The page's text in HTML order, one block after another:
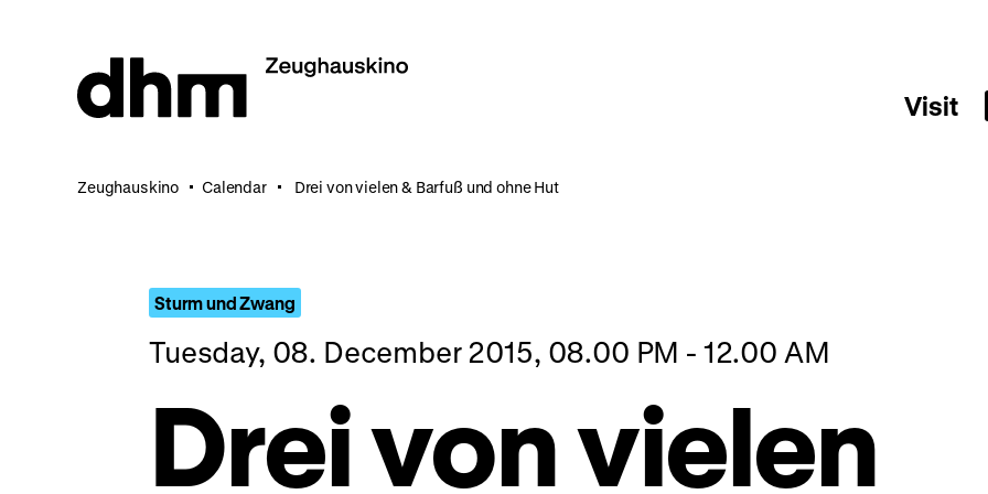
Visit
Zeughauskino Calendar Drei von vielen & Barfuß und ohne Hut
Sturm und Zwang
Tuesday, 08. December 2015, 08.00 PM - 12.00 AM
Drei von vielen